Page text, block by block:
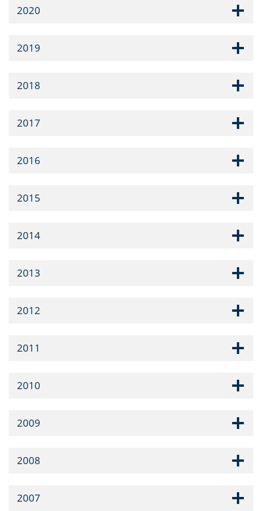
2020
2019
2018
2017
2016
2015
2014
2013
2012
2011
2010
2009
2008
2007